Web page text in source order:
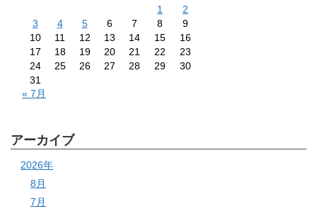
1
2
3
4 5 6 7 8
9
10
11 12 13 14 15
16
17
18 19 20 21 22
23
24
25 26 27 28 29
30
31
« 7月
アーカイブ
2026年
8月
7月